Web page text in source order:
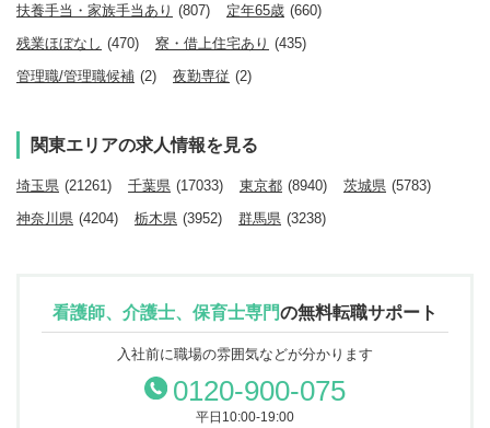
扶養手当・家族手当あり (807) 定年65歳 (660)
残業ほぼなし (470) 寮・借上住宅あり (435)
管理職/管理職候補 (2) 夜勤専従 (2)
関東エリアの求人情報を見る
埼玉県 (21261) 千葉県 (17033) 東京都 (8940) 茨城県 (5783)
神奈川県 (4204) 栃木県 (3952) 群馬県 (3238)
看護師、介護士、保育士専門の無料転職サポート
入社前に職場の雰囲気などが分かります
0120-900-075
平日10:00-19:00